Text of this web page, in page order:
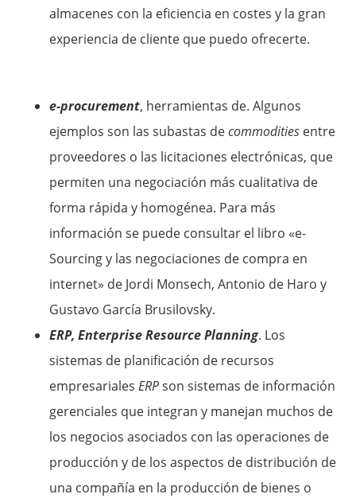
almacenes con la eficiencia en costes y la gran
experiencia de cliente que puedo ofrecerte.
e-procurement, herramientas de. Algunos
ejemplos son las subastas decommodities entre
proveedores o las licitaciones electrónicas, que
permiten una negociación más cualitativa de
forma rápida y homogénea. Para más
información se puede consultar el libro «e-
Sourcing y las negociaciones de compra en
internet» de Jordi Monsech, Antonio de Haro y
Gustavo García Brusilovsky.
ERP, Enterprise Resource Planning. Los
sistemas de planificación de recursos
empresarialesERPson sistemas de información
gerenciales que integran y manejan muchos de
los negocios asociados con las operaciones de
producción y de los aspectos de distribución de
una compañía en la producción de bienes o